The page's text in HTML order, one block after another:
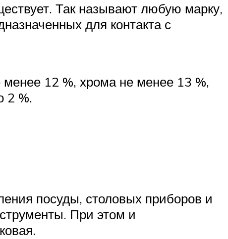
Так называют любую марку,
для контакта с
менее 12 %, хрома не менее 13 %,
2 %.
посуды, столовых приборов и
При этом и